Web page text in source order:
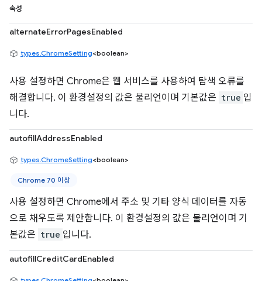
속성
alternateErrorPagesEnabled
types.ChromeSetting<boolean>
사용 설정하면 Chrome은 웹 서비스를 사용하여 탐색 오류를
해결합니다. 이 환경설정의 값은 불리언이며 기본값은 true 입
니다.
autofillAddressEnabled
types.ChromeSetting<boolean>
Chrome 70 이상
사용 설정하면 Chrome에서 주소 및 기타 양식 데이터를 자동
으로 채우도록 제안합니다. 이 환경설정의 값은 불리언이며 기
본값은 true 입니다.
autofillCreditCardEnabled